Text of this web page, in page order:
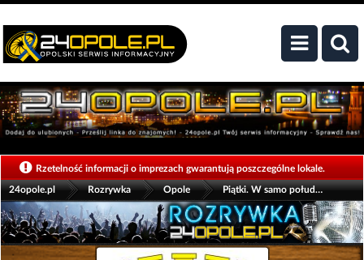
Rzetelność informacji o imprezach gwarantują poszczególne lokale.
24opole.pl
>
Rozrywka
>
Opole
>
Piątki. W samo południe! w Centrum Dialogu Obywatelskiego
Zobacz także:Galerie